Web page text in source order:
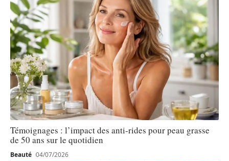
Témoignages : l’impact des anti-rides pour peau grasse
de 50 ans sur le quotidien
Beauté 04/07/2026